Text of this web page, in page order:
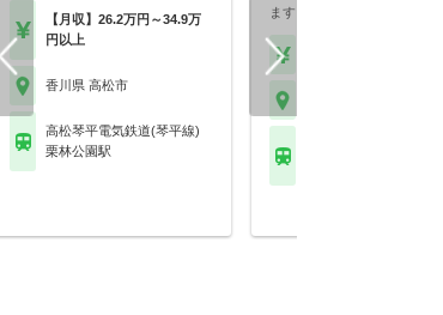
【月収】26.2万円～34.9万
円以上
香川県 高松市
高松琴平電気鉄道(琴平線)
栗林公園駅
ます！在宅に力を入れ…